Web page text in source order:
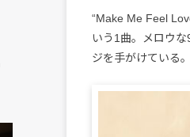
“Make Me Feel
いう1曲。メロウ
ジを手がけている。